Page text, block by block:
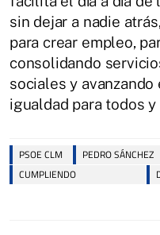
sin dejar a nadie
para crear empleo,
consolidando
sociales y
igualdad para todos y
PSOE CLM PEDRO SÁNCHEZ
CUMPLIENDO